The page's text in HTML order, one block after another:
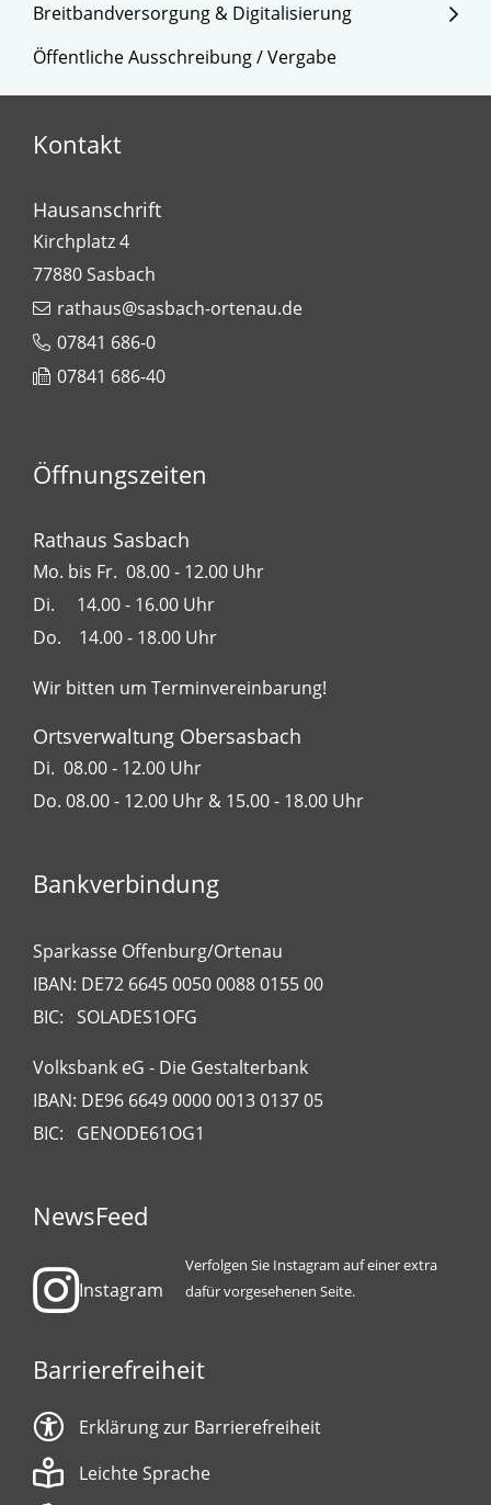
Breitbandversorgung & Digitalisierung
Öffentliche Ausschreibung / Vergabe
Kontakt
Hausanschrift
Kirchplatz 4
77880Sasbach
rathaus@sasbach-ortenau.de
07841 686-0
07841 686-40
Öffnungszeiten
Rathaus Sasbach
Mo. bis Fr. 08.00 - 12.00 Uhr
Di. 14.00 - 16.00 Uhr
Do. 14.00 - 18.00 Uhr
Wir bitten um Terminvereinbarung!
Ortsverwaltung Obersasbach
Di. 08.00 - 12.00 Uhr
Do. 08.00 - 12.00 Uhr & 15.00 - 18.00 Uhr
Bankverbindung
Sparkasse Offenburg/Ortenau
IBAN: DE72 6645 0050 0088 0155 00
BIC: SOLADES1OFG
Volksbank eG - Die Gestalterbank
IBAN: DE96 6649 0000 0013 0137 05
BIC: GENODE61OG1
NewsFeed
Instagram
Verfolgen Sie Instagram auf einer extra
dafür vorgesehenen Seite.
Barrierefreiheit
Erklärung zur Barrierefreiheit
Leichte Sprache